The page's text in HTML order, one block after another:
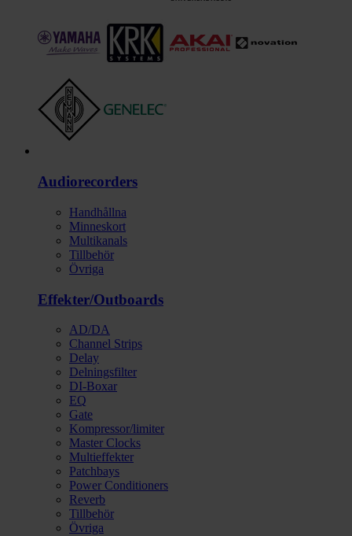
Audiorecorders
Handhållna
Minneskort
Multikanals
Tillbehör
Övriga
Effekter/Outboards
AD/DA
Channel Strips
Delay
Delningsfilter
DI-Boxar
EQ
Gate
Kompressor/limiter
Master Clocks
Multieffekter
Patchbays
Power Conditioners
Reverb
Tillbehör
Övriga